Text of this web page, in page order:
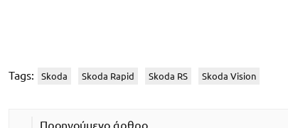
Tags: Skoda Skoda Rapid Skoda RS Skoda Vision